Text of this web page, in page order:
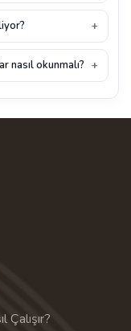
okunmalı?
Çalışır?